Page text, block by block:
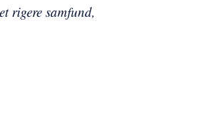
rigere samfund,